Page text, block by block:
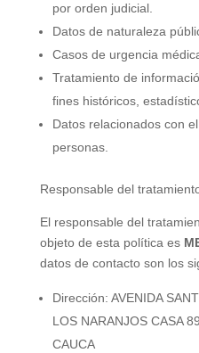
por orden judicial.
Datos de naturaleza
Casos de urgencia
Tratamiento de
fines históricos,
Datos relacionados con
personas.
Responsable del
El responsable del
objeto de esta política es
datos de contacto son los
Dirección: AVENIDA
LOS NARANJOS CASA
CAUCA